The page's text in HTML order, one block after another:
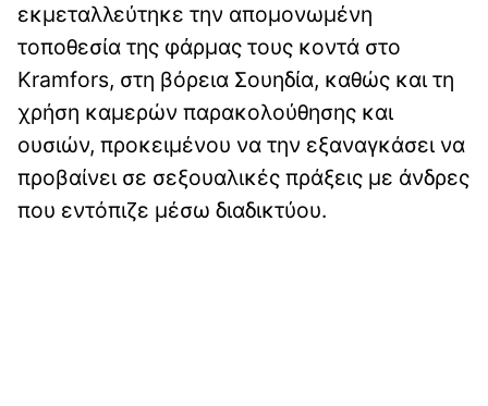
εκμεταλλεύτηκε την απομονωμένη
τοποθεσία της φάρμας τους κοντά στο
Kramfors, στη βόρεια Σουηδία, καθώς και τη
χρήση καμερών παρακολούθησης και
ουσιών, προκειμένου να την εξαναγκάσει να
προβαίνει σε σεξουαλικές πράξεις με άνδρες
που εντόπιζε μέσω διαδικτύου.